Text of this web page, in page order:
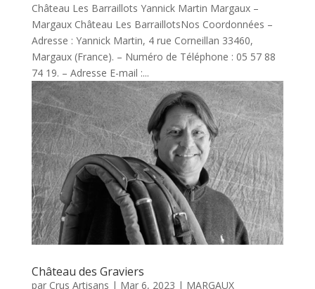
Château Les Barraillots Yannick Martin Margaux –
Margaux Château Les BarraillotsNos Coordonnées –
Adresse : Yannick Martin, 4 rue Corneillan 33460,
Margaux (France). – Numéro de Téléphone : 05 57 88
74 19. – Adresse E-mail :...
Château des Graviers
par Crus Artisans | Mar 6, 2023 | MARGAUX